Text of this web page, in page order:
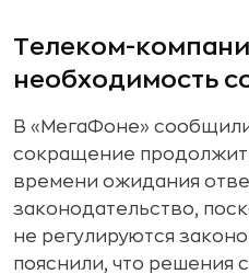
Телеком-
необходимость
В «МегаФоне»
сокращение
времени ожидания
законодательство,
не регулируются
пояснили, что решения